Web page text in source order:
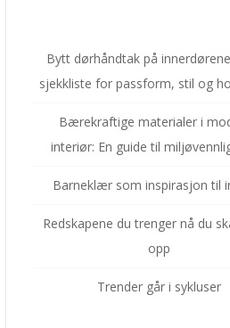
Bytt dørhåndtak på
sjekkliste for passform, stil og
Bærekraftige materialer i
interiør: En guide til
Barneklær som inspirasjon til
Redskapene du trenger nå du
opp
Trender går i sykluser